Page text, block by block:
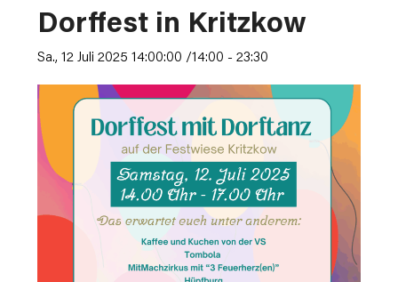
Dorffest in Kritzkow
Sa., 12 Juli 2025 14:00:00 /14:00 -23:30